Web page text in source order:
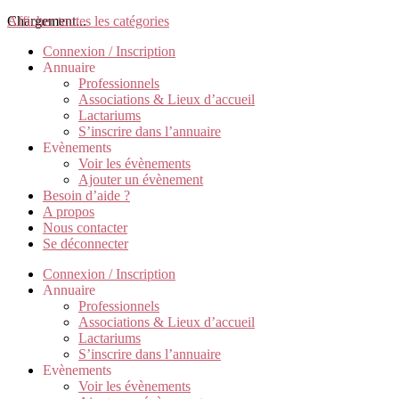
Chargement...
Afficher toutes les catégories
Connexion / Inscription
Annuaire
Professionnels
Associations & Lieux d’accueil
Lactariums
S’inscrire dans l’annuaire
Evènements
Voir les évènements
Ajouter un évènement
Besoin d’aide ?
A propos
Nous contacter
Se déconnecter
Connexion / Inscription
Annuaire
Professionnels
Associations & Lieux d’accueil
Lactariums
S’inscrire dans l’annuaire
Evènements
Voir les évènements